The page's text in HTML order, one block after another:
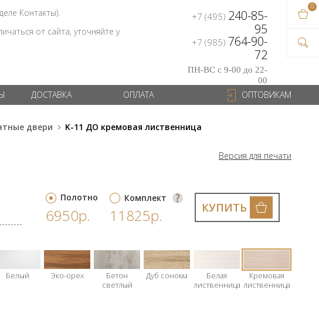
Контакты).
от сайта, уточняйте у
+7 (495) 240-85-
95
+7 (985) 764-90-
72
ПН-ВС с 9-00 до 22-
00
ДОСТАВКА ОПЛАТА ОПТОВИКАМ
двери K-11 ДО кремовая лиственница
Версия для печати
КУПИТЬ
Полотно
6950р.
Комплект
11825р.
Белый Эко-орех
Бетон
светлый
Дуб сонома
Белая
лиственница
Кремовая
лиственница
0
В
на